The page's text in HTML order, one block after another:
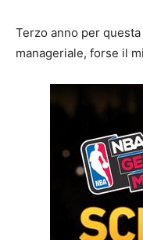
Terzo anno per
manageriale, forse il